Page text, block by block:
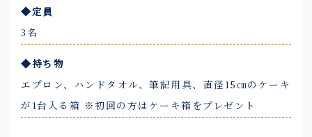
◆定員
3名
◆持ち物
エプロン、ハンドタオル、筆記用具、直径15㎝のケーキ
が1台入る箱 ※初回の方はケーキ箱をプレゼント